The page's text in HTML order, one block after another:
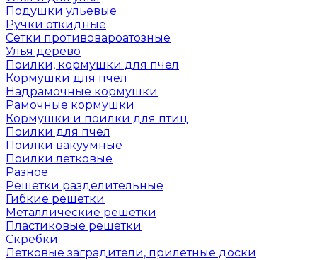
Подушки ульевые
Ручки откидные
Сетки противовароатозные
Улья дерево
Поилки, кормушки для пчел
Кормушки для пчел
Надрамочные кормушки
Рамочные кормушки
Кормушки и поилки для птиц
Поилки для пчел
Поилки вакуумные
Поилки летковые
Разное
Решетки разделительные
Гибкие решетки
Металлические решетки
Пластиковые решетки
Скребки
Летковые заградители, прилетные доски